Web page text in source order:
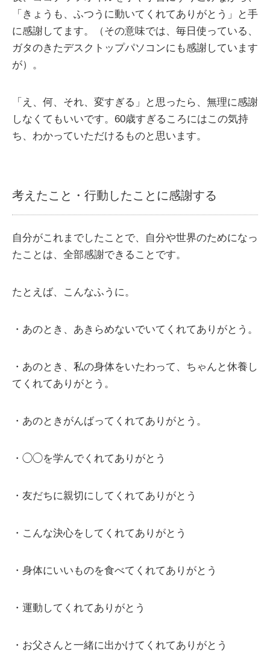
「きょうも、ふつうに動いてくれてありがとう」と手
に感謝してます。（その意味では、毎日使っている、
ガタのきたデスクトップパソコンにも感謝しています
が）。
「え、何、それ、変すぎる」と思ったら、無理に感謝
しなくてもいいです。60歳すぎるころにはこの気持
ち、わかっていただけるものと思います。
考えたこと・行動したことに感謝する
自分がこれまでしたことで、自分や世界のためになっ
たことは、全部感謝できることです。
たとえば、こんなふうに。
・あのとき、あきらめないでいてくれてありがとう。
・あのとき、私の身体をいたわって、ちゃんと休養し
てくれてありがとう。
・あのときがんばってくれてありがとう。
・◯◯を学んでくれてありがとう
・友だちに親切にしてくれてありがとう
・こんな決心をしてくれてありがとう
・身体にいいものを食べてくれてありがとう
・運動してくれてありがとう
・お父さんと一緒に出かけてくれてありがとう